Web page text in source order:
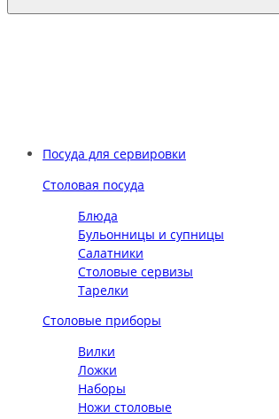
Посуда для сервировки
Столовая посуда
Блюда
Бульонницы и супницы
Салатники
Столовые сервизы
Тарелки
Столовые приборы
Вилки
Ложки
Наборы
Ножи столовые